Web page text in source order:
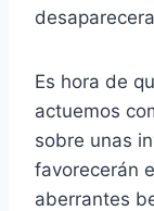
Es hora de
actuemos
sobre unas
favorecerán
aberrantes